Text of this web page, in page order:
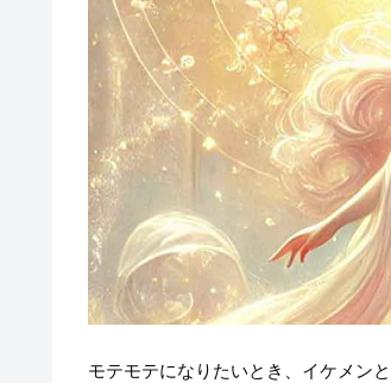
モテモテになりたいとき、イケメン